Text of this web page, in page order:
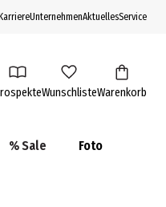
KarriereUnternehmenAktuellesService
WunschlisteWarenkorb
% Sale Foto